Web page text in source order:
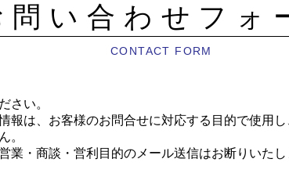
問い合わせフォ
CONTACT FORM
さい。
報は、お客様のお問合せに対応する目的で使用
。
・商談・営利目的のメール送信はお断りいたし